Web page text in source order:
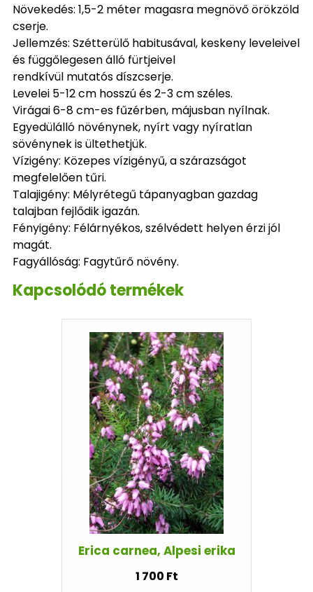
Növekedés: 1,5-2 méter magasra megnövő örökzöld
cserje.
Jellemzés: Szétterülő habitusával, keskeny leveleivel
és függőlegesen álló fürtjeivel
rendkívül mutatós díszcserje.
Levelei 5-12 cm hosszú és 2-3 cm széles.
Virágai 6-8 cm-es fűzérben, májusban nyílnak.
Egyedülálló növénynek, nyírt vagy nyíratlan
sövénynek is ültethetjük.
Vízigény: Közepes vízigényű, a szárazságot
megfelelően tűri.
Talajigény: Mélyrétegű tápanyagban gazdag
talajban fejlődik igazán.
Fényigény: Félárnyékos, szélvédett helyen érzi jól
magát.
Fagyállóság: Fagytűrő növény.
Kapcsolódó termékek
Erica carnea, Alpesi erika
1 700 Ft